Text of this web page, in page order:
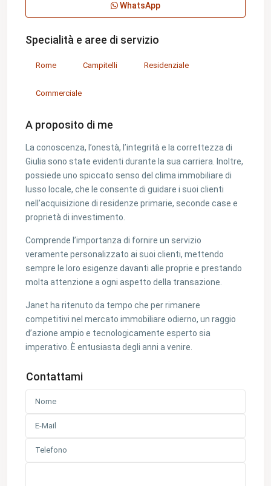
WhatsApp
Specialità e aree di servizio
Rome Campitelli Residenziale
Commerciale
A proposito di me
La conoscenza, l’onestà, l’integrità e la correttezza di
Giulia sono state evidenti durante la sua carriera. Inoltre,
possiede uno spiccato senso del clima immobiliare di
lusso locale, che le consente di guidare i suoi clienti
nell’acquisizione di residenze primarie, seconde case e
proprietà di investimento.
Comprende l’importanza di fornire un servizio
veramente personalizzato ai suoi clienti, mettendo
sempre le loro esigenze davanti alle proprie e prestando
molta attenzione a ogni aspetto della transazione.
Janet ha ritenuto da tempo che per rimanere
competitivi nel mercato immobiliare odierno, un raggio
d’azione ampio e tecnologicamente esperto sia
imperativo. È entusiasta degli anni a venire.
Contattami